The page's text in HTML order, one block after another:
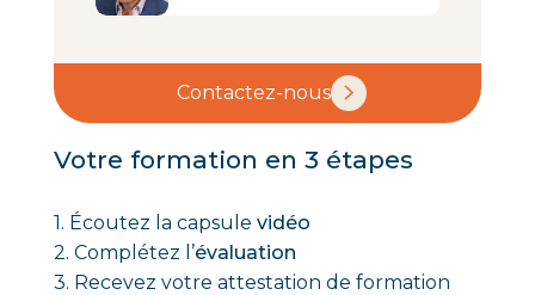
Contactez-nous
Votre formation en 3 étapes
1. Écoutez la capsule vidéo
2. Complétez l’évaluation
3. Recevez votre attestation de formation